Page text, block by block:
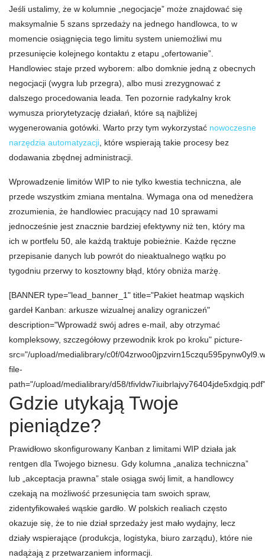
Jeśli ustalimy, że w kolumnie „negocjacje” może znajdować się
maksymalnie 5 szans sprzedaży na jednego handlowca, to w
momencie osiągnięcia tego limitu system uniemożliwi mu
przesunięcie kolejnego kontaktu z etapu „ofertowanie”.
Handlowiec staje przed wyborem: albo domknie jedną z obecnych
negocjacji (wygra lub przegra), albo musi zrezygnować z
dalszego procedowania leada. Ten pozornie radykalny krok
wymusza priorytetyzację działań, które są najbliżej
wygenerowania gotówki. Warto przy tym wykorzystać nowoczesne
narzędzia automatyzacji , które wspierają takie procesy bez
dodawania zbędnej administracji.
Wprowadzenie limitów WIP to nie tylko kwestia techniczna, ale
przede wszystkim zmiana mentalna. Wymaga ona od menedżera
zrozumienia, że handlowiec pracujący nad 10 sprawami
jednocześnie jest znacznie bardziej efektywny niż ten, który ma
ich w portfelu 50, ale każdą traktuje pobieżnie. Każde ręczne
przepisanie danych lub powrót do nieaktualnego wątku po
tygodniu przerwy to kosztowny błąd, który obniża marżę.
[BANNER type="lead_banner_1" title="Pakiet heatmap wąskich
gardeł Kanban: arkusze wizualnej analizy ograniczeń"
description="Wprowadź swój adres e-mail, aby otrzymać
kompleksowy, szczegółowy przewodnik krok po kroku" picture-
src="/upload/medialibrary/c0f/
file-
path="/upload/medialibrary/d58/
Gdzie utykają Twoje
pieniądze?
Prawidłowo skonfigurowany Kanban z limitami WIP działa jak
rentgen dla Twojego biznesu. Gdy kolumna „analiza techniczna”
lub „akceptacja prawna” stale osiąga swój limit, a handlowcy
czekają na możliwość przesunięcia tam swoich spraw,
zidentyfikowałeś wąskie gardło. W polskich realiach często
okazuje się, że to nie dział sprzedaży jest mało wydajny, lecz
działy wspierające (produkcja, logistyka, biuro zarządu), które nie
nadążają z przetwarzaniem informacji.